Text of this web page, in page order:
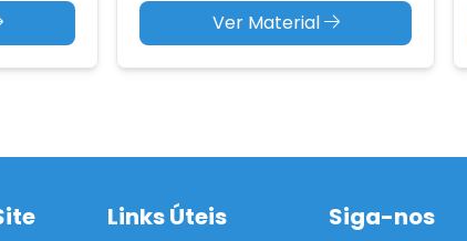
Ver Material
Links Úteis Siga-nos